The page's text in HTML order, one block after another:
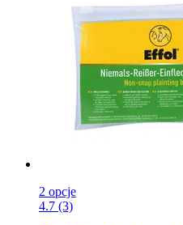
2 opcje
4.7 (3)